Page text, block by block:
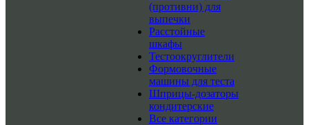
(противни) для
выпечки
Расстойные
шкафы
Тестоокруглители
Формовочные
машины для теста
Шприцы-дозаторы
кондитерские
Все категории